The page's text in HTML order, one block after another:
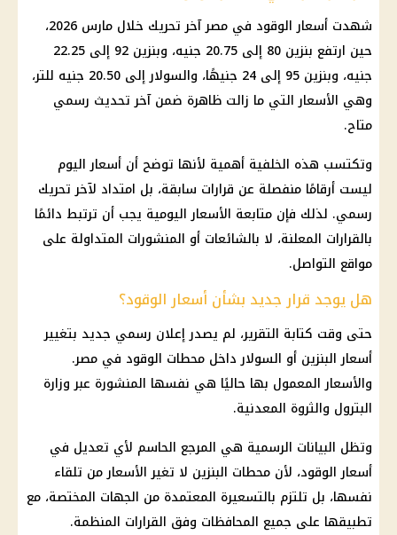
شهدت أسعار الوقود في مصر آخر تحريك خلال مارس 2026،
حين ارتفع بنزين 80 إلى 20.75 جنيه، وبنزين 92 إلى 22.25
جنيه، وبنزين 95 إلى 24 جنيهًا، والسولار إلى 20.50 جنيه للتر،
وهي الأسعار التي ما زالت ظاهرة ضمن آخر تحديث رسمي
متاح.
وتكتسب هذه الخلفية أهمية لأنها توضح أن أسعار اليوم
ليست أرقامًا منفصلة عن قرارات سابقة، بل امتداد لآخر تحريك
رسمي. لذلك فإن متابعة الأسعار اليومية يجب أن ترتبط دائمًا
بالقرارات المعلنة، لا بالشائعات أو المنشورات المتداولة على
مواقع التواصل.
هل يوجد قرار جديد بشأن أسعار الوقود؟
حتى وقت كتابة التقرير، لم يصدر إعلان رسمي جديد بتغيير
أسعار البنزين أو السولار داخل محطات الوقود في مصر.
والأسعار المعمول بها حاليًا هي نفسها المنشورة عبر وزارة
البترول والثروة المعدنية.
وتظل البيانات الرسمية هي المرجع الحاسم لأي تعديل في
أسعار الوقود، لأن محطات البنزين لا تغير الأسعار من تلقاء
نفسها، بل تلتزم بالتسعيرة المعتمدة من الجهات المختصة، مع
تطبيقها على جميع المحافظات وفق القرارات المنظمة.